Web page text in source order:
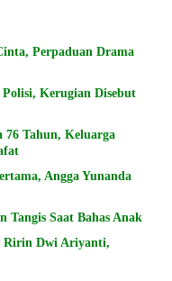
Perpaduan Drama
Kerugian Disebut
76 Tahun, Keluarga
Angga Yunanda
Tangis Saat Bahas Anak
Ririn Dwi Ariyanti,